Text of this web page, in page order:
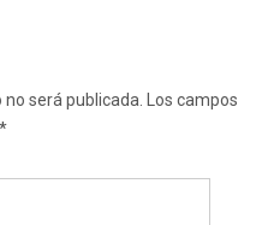
será publicada.
Los campos
*